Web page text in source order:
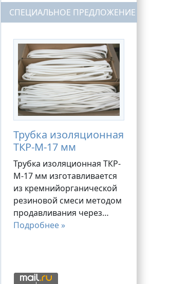
СПЕЦИАЛЬНОЕ ПРЕДЛОЖЕНИЕ
Трубка изоляционная
ТКР-М-17 мм
Трубка изоляционная ТКР-
М-17 мм изготавливается
из кремнийорганической
резиновой смеси методом
продавливания через…
Подробнее »